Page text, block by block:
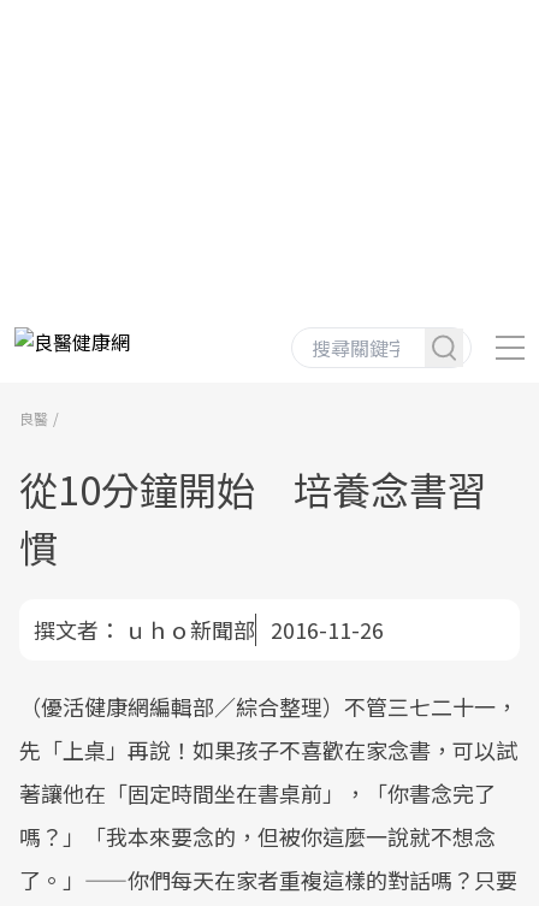
良醫
從10分鐘開始 培養念書習
慣
撰文者： ｕｈｏ新聞部 2016-11-26
（優活健康網編輯部／綜合整理）不管三七二十一，
先「上桌」再說！如果孩子不喜歡在家念書，可以試
著讓他在「固定時間坐在書桌前」，「你書念完了
嗎？」「我本來要念的，但被你這麼一說就不想念
了。」——你們每天在家者重複這樣的對話嗎？只要